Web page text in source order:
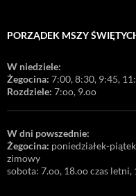
PORZĄDEK MSZY
W niedziele:
Żegocina: 7:00, 8:30, 9:45,
Rozdziele: 7:oo, 9.oo
W dni powszednie:
Żegocina: poniedziałek-
zimowy
sobota: 7.oo, 18.oo czas letni,